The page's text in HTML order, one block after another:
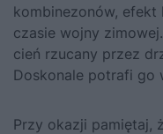
kombinezonów, efekt
czasie wojny
cień rzucany przez
Doskonale potrafi go
Przy okazji pamiętaj,